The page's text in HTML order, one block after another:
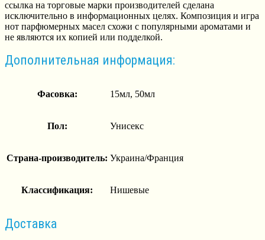
ссылка на торговые марки производителей сделана
исключительно в информационных целях. Композиция и игра
нот парфюмерных масел схожи с популярными ароматами и
не являются их копией или подделкой.
Дополнительная информация:
Фасовка: 15мл, 50мл
Пол: Унисекс
Страна-производитель: Украина/Франция
Классификация: Нишевые
Доставка